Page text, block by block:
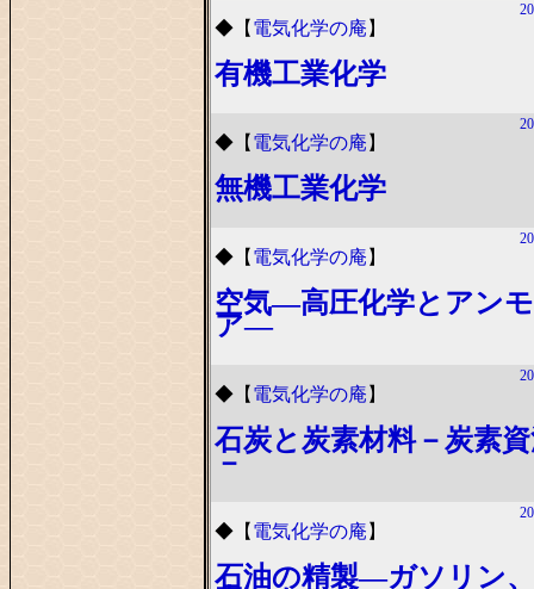
◆ 【 電気化学の庵 】
有機工業化学
◆ 【 電気化学の庵 】
無機工業化学
◆ 【 電気化学の庵 】
空気―高圧化学とアン
ア―
◆ 【 電気化学の庵 】
石炭と炭素材料－炭素
－
◆ 【 電気化学の庵 】
石油の精製―ガソリン